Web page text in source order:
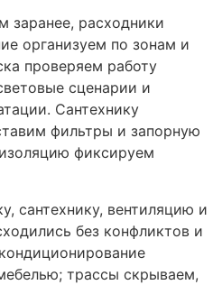
заранее, расходники
организуем по зонам и
проверяем работу
сценарии и
Сантехнику
фильтры и запорную
фиксируем
сантехнику, вентиляцию и
без конфликтов и
трассы скрываем,